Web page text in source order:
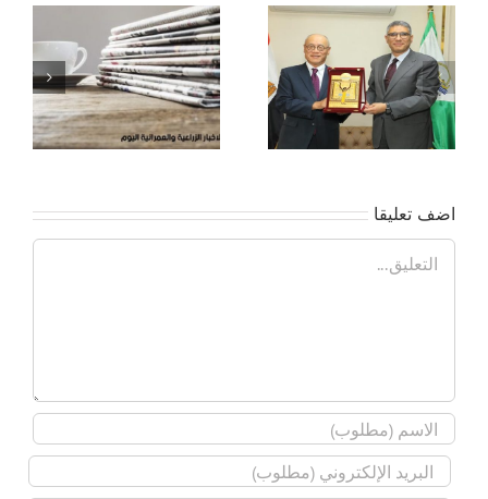
محافظ الجيزة يلتقي
سفير اليابان لبحث أوجه
التعاون الثنائي
اضف تعليقا
تعليق